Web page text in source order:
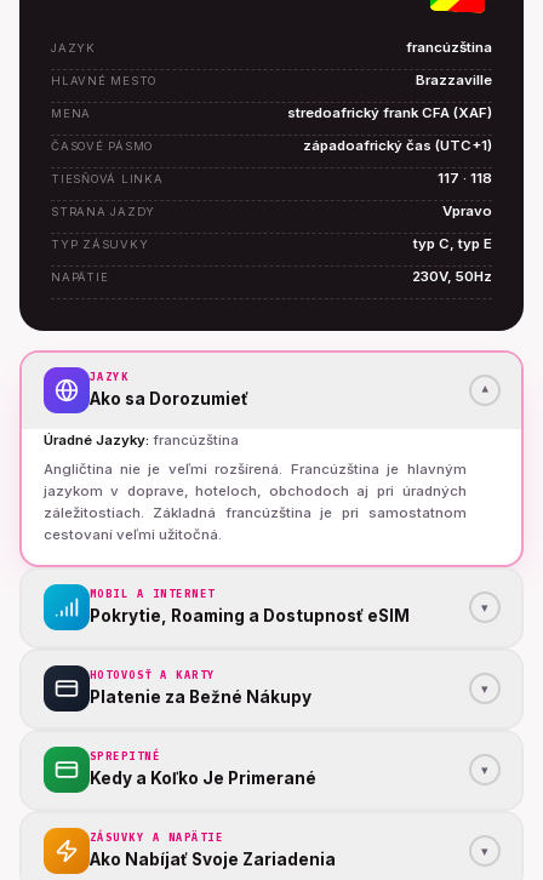
JAZYK francúzština
HLAVNÉ MESTO Brazzaville
MENA stredoafrický frank CFA (XAF)
ČASOVÉ PÁSMO západoafrický čas (UTC+1)
TIESŇOVÁ LINKA 117 · 118
STRANA JAZDY Vpravo
TYP ZÁSUVKY typ C, typ E
NAPÄTIE 230V, 50Hz
JAZYK
Ako sa Dorozumieť ▾
Úradné Jazyky: francúzština
Angličtina nie je veľmi rozšírená. Francúzština je hlavným
jazykom v doprave, hoteloch, obchodoch aj pri úradných
záležitostiach. Základná francúzština je pri samostatnom
cestovaní veľmi užitočná.
MOBIL A INTERNET
Pokrytie, Roaming a Dostupnosť eSIM ▾
HOTOVOSŤ A KARTY
Platenie za Bežné Nákupy ▾
SPREPITNÉ
Kedy a Koľko Je Primerané ▾
ZÁSUVKY A NAPÄTIE
Ako Nabíjať Svoje Zariadenia ▾